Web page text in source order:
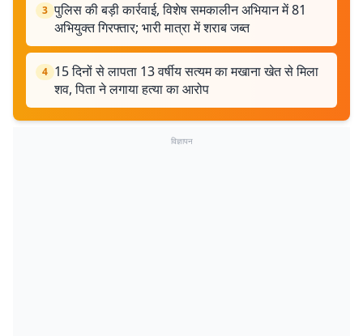
3 पुलिस की बड़ी कार्रवाई, विशेष समकालीन अभियान में 81
अभियुक्त गिरफ्तार; भारी मात्रा में शराब जब्त
4 15 दिनों से लापता 13 वर्षीय सत्यम का मखाना खेत से मिला
शव, पिता ने लगाया हत्या का आरोप
विज्ञापन